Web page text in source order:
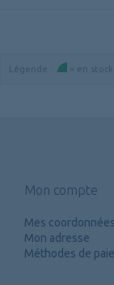
Légende = en stock
Mon compte
Mes coordonnées
Mon adresse
Méthodes de